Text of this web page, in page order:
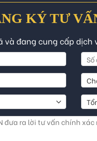
KÝ TƯ
và đang cung cấp